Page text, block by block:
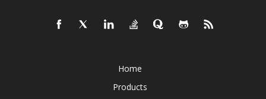
Home
Products